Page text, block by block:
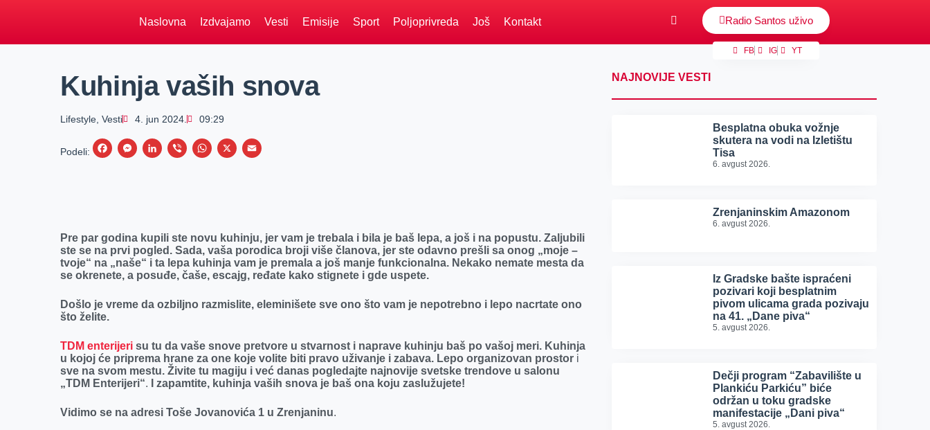
Naslovna Izdvajamo Vesti Emisije Sport Poljoprivreda Još Kontakt Radio Santos uživo
FB IG YT
Kuhinja vaših snova
Lifestyle ,Vesti 4. jun 2024. 09:29
Podeli:
F
o
o
M
n
g
e
r
L
d
I
V
W
A
p
X
Pre par godina kupili ste novu kuhinju, jer vam je trebala i bila je baš lepa, a još i na popustu. Zaljubili
ste se na prvi pogled. Sada, vaša porodica broji više članova, jer ste odavno prešli sa onog „moje –
tvoje“ na „naše“ i ta lepa kuhinja vam je premala a još manje funkcionalna. Nekako nemate mesta da
se okrenete, a posuđe, čaše, escajg, ređate kako stignete i gde uspete.
Došlo je vreme da ozbiljno razmislite, eleminišete sve ono što vam je nepotrebno i lepo nacrtate ono
što želite.
TDM enterijerisu tu da vaše snove pretvore u stvarnost i naprave kuhinju baš po vašoj meri. Kuhinja
u kojoj će priprema hrane za one koje volite biti pravo uživanje i zabava. Lepo organizovan prostor i
sve na svom mestu. Živite tu magiju i već danas pogledajte najnovije svetske trendove u salonu
„TDM Enterijeri“. I zapamtite, kuhinja vaših snova je baš ona koju zaslužujete!
Vidimo se na adresi Toše Jovanovića 1 u Zrenjaninu.
NAJNOVIJE VESTI
Besplatna obuka vožnje
skutera na vodi na Izletištu
Tisa
6. avgust 2026.
Zrenjaninskim Amazonom
6. avgust 2026.
Iz Gradske bašte ispraćeni
pozivari koji besplatnim
pivom ulicama grada pozivaju
na 41. „Dane piva“
5. avgust 2026.
Dečji program “Zabavilište u
Plankiću Parkiću” biće
održan u toku gradske
manifestacije „Dani piva“
5. avgust 2026.